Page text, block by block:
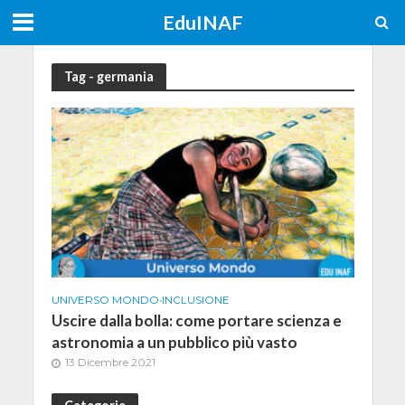
EduINAF
Tag - germania
UNIVERSO MONDO•INCLUSIONE
Uscire dalla bolla: come portare scienza e
astronomia a un pubblico più vasto
13 Dicembre 2021